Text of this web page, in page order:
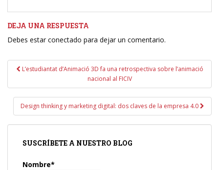
DEJA UNA RESPUESTA
Debes estar conectado para dejar un comentario.
Navegación
entradas
L’estudiantat d’Animació 3D fa una retrospectiva sobre l’animació
nacional al FICIV
Design thinking y marketing digital: dos claves de la empresa 4.0
SUSCRÍBETE A NUESTRO BLOG
Nombre*